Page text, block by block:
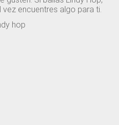
encuentres algo para ti.
hop